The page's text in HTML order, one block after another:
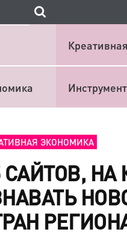
ЭКОНОМИКА
САЙТОВ,